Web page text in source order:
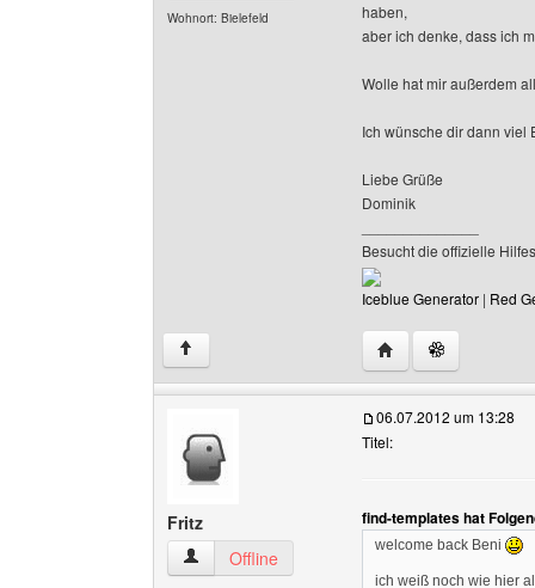
Wohnort: Bielefeld
haben,
aber ich denke, dass ich
Wolle hat mir außerdem
Ich wünsche dir dann
Liebe Grüße
Dominik
Besucht die offizielle
Iceblue Generator | Red
↑ Website dieses
Fritz
Fritz Benutzer-Profile anzeigen
Offline
06.07.2012 um 13:28
Titel:
find-templates hat
welcome back Beni
ich weiß noch wie hier